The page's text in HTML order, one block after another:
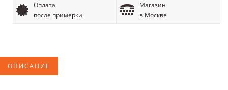
Оплата
после примерки
Магазин
в Москве
ОПИСАНИЕ